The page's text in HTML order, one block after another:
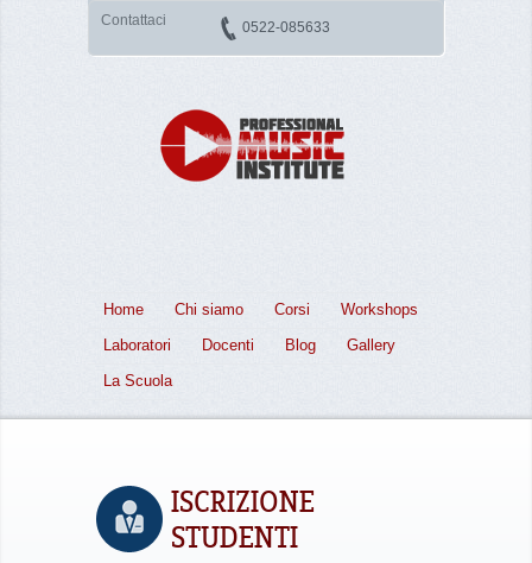
Contattaci 0522-085633
Home Chi siamo Corsi
Workshops
Laboratori
Docenti Blog
Gallery
La Scuola
ISCRIZIONE
STUDENTI